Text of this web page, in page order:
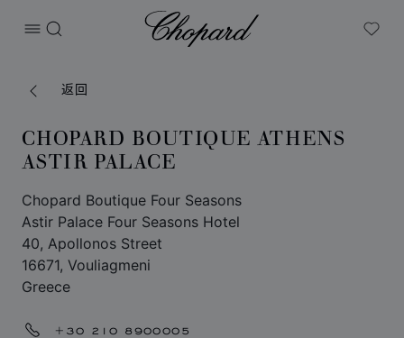
打开菜单
搜索
Chopard
My
返回
CHOPARD BOUTIQUE ATHENS
ASTIR PALACE
Chopard Boutique Four Seasons
Astir Palace Four Seasons Hotel
40, Apollonos Street
16671, Vouliagmeni
Greece
+30 210 8900005